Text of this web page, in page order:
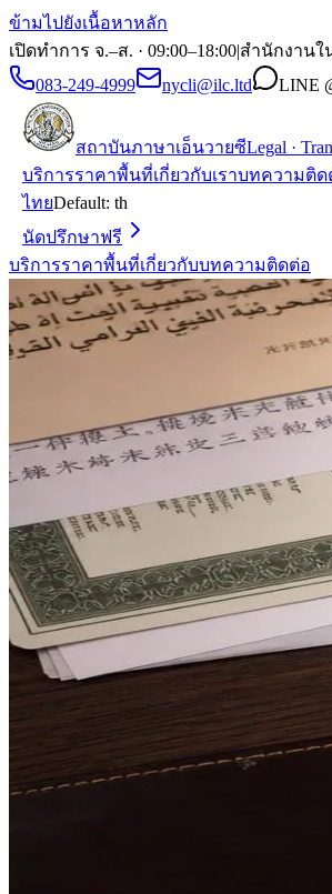
ข้ามไปยังเนื้อหาหลัก
เปิดทำการ จ.–ส. · 09:00–18:00|สำนักงานใ
083-249-4999
nycli@ilc.ltd LINE
สถาบันภาษาเอ็นวายซีLegal ·
บริการราคาพื้นที่เกี่ยวกับเราบทความติด
ไทยDefault: th
นัดปรึกษาฟรี
บริการราคาพื้นที่เกี่ยวกับบทความติดต่อ